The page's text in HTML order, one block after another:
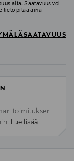
alta. Saatavuus voi
tieto pitää aina
toimituksen
Lue lisää